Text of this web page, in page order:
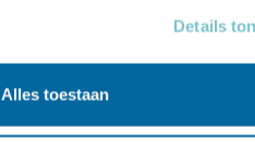
Details
Alles toestaan